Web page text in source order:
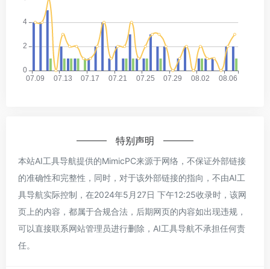
特别声明
本站AI工具导航提供的MimicPC来源于网络，不保证外部链接
的准确性和完整性，同时，对于该外部链接的指向，不由AI工
具导航实际控制，在2024年5月27日 下午12:25收录时，该网
页上的内容，都属于合规合法，后期网页的内容如出现违规，
可以直接联系网站管理员进行删除，AI工具导航不承担任何责
任。